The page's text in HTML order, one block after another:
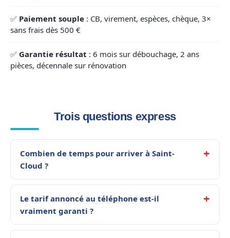
✅ Paiement souple : CB, virement, espèces, chèque, 3×
sans frais dès 500 €
✅ Garantie résultat : 6 mois sur débouchage, 2 ans
pièces, décennale sur rénovation
Trois questions express
Combien de temps pour arriver à Saint-
Cloud ?
Le tarif annoncé au téléphone est-il
vraiment garanti ?